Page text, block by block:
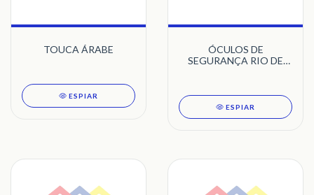
TOUCA ÁRABE
ESPIAR
ÓCULOS DE
SEGURANÇA RIO DE
ESPIAR